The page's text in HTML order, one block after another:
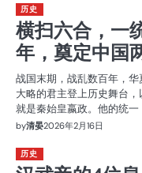
历史
横扫六合，一
年，奠定中国
战国末期，战乱数百年，
大略的君主登上历史舞台
就是秦始皇嬴政。他的统一
by清晏2026年2月16日
历史